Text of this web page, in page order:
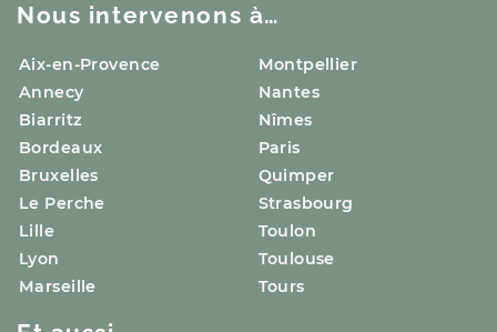
Nous intervenons à…
Aix-en-Provence
Annecy
Biarritz
Bordeaux
Bruxelles
Le Perche
Lille
Lyon
Marseille
Montpellier
Nantes
Nîmes
Paris
Quimper
Strasbourg
Toulon
Toulouse
Tours